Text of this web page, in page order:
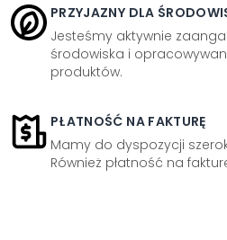
PRZYJAZNY DLA
Jesteśmy aktywnie
środowiska i
produktów.
PŁATNOŚĆ NA FAKTURĘ
Mamy do dyspozycji
Również płatność na